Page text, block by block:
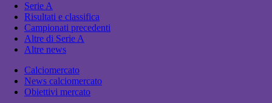
Serie A
Risultati e classifica
Campionati precedenti
Altre di Serie A
Altre news
Calciomercato
News calciomercato
Obiettivi mercato